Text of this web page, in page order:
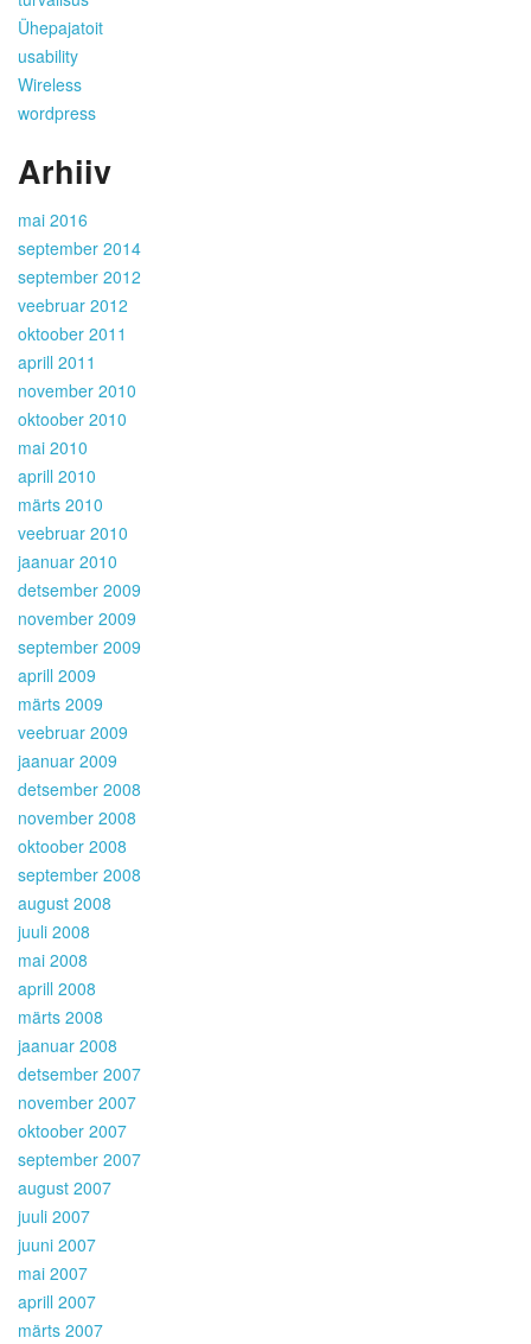
Ühepajatoit
usability
Wireless
wordpress
Arhiiv
mai 2016
september 2014
september 2012
veebruar 2012
oktoober 2011
aprill 2011
november 2010
oktoober 2010
mai 2010
aprill 2010
märts 2010
veebruar 2010
jaanuar 2010
detsember 2009
november 2009
september 2009
aprill 2009
märts 2009
veebruar 2009
jaanuar 2009
detsember 2008
november 2008
oktoober 2008
september 2008
august 2008
juuli 2008
mai 2008
aprill 2008
märts 2008
jaanuar 2008
detsember 2007
november 2007
oktoober 2007
september 2007
august 2007
juuli 2007
juuni 2007
mai 2007
aprill 2007
märts 2007